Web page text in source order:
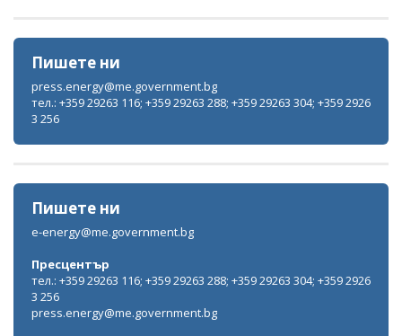
Пишете ни
press.energy@me.government.bg
тел.: +359 29263 116; +359 29263 288; +359 29263 304; +359 2926
3 256
Пишете ни
e-energy@me.government.bg
Пресцентър
тел.: +359 29263 116; +359 29263 288; +359 29263 304; +359 2926
3 256
press.energy@me.government.bg